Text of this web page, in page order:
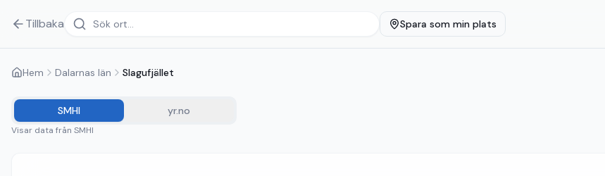
Tillbaka Spara som min plats
Hem Dalarnas län Slagufjället
SMHI yr.no
Visar data från SMHI